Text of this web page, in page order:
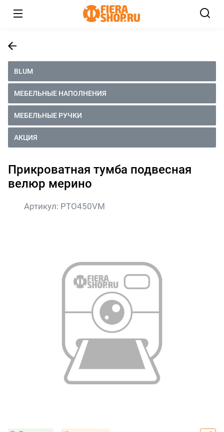
BLUM
МЕБЕЛЬНЫЕ НАПОЛНЕНИЯ
МЕБЕЛЬНЫЕ РУЧКИ
АКЦИЯ
Прикроватная тумба подвесная
велюр мерино
Артикул: PTO450VM